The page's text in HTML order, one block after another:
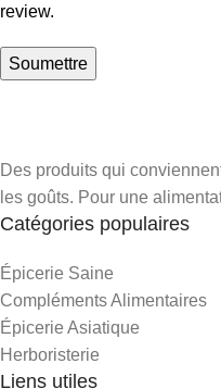
review.
Des produits qui
les goûts. Pour une
Catégories populaires
Épicerie Saine
Compléments Alimentaires
Épicerie Asiatique
Herboristerie
Liens utiles